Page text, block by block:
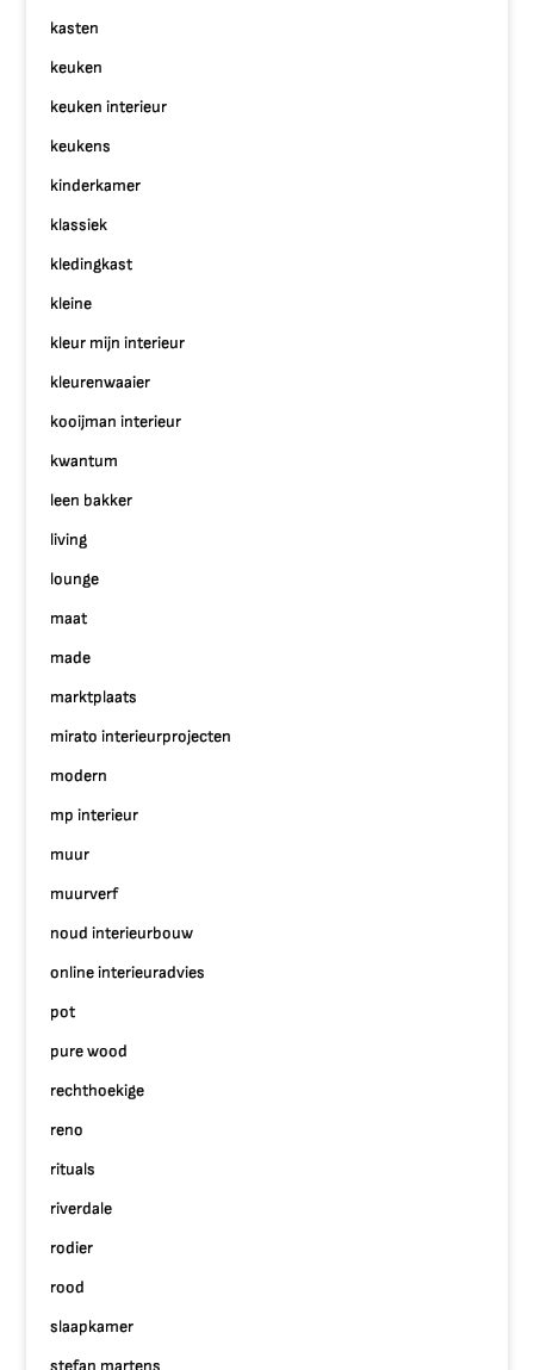
kasten
keuken
keuken interieur
keukens
kinderkamer
klassiek
kledingkast
kleine
kleur mijn interieur
kleurenwaaier
kooijman interieur
kwantum
leen bakker
living
lounge
maat
made
marktplaats
mirato interieurprojecten
modern
mp interieur
muur
muurverf
noud interieurbouw
online interieuradvies
pot
pure wood
rechthoekige
reno
rituals
riverdale
rodier
rood
slaapkamer
stefan martens